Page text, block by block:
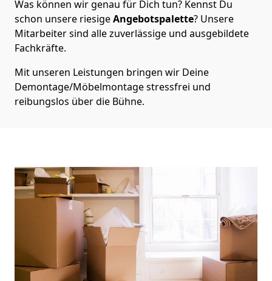
Was können wir genau für Dich tun? Kennst Du
schon unsere riesigeAngebotspalette? Unsere
Mitarbeiter sind alle zuverlässige und ausgebildete
Fachkräfte.
Mit unseren Leistungen bringen wir Deine
Demontage/Möbelmontage stressfrei und
reibungslos über die Bühne.